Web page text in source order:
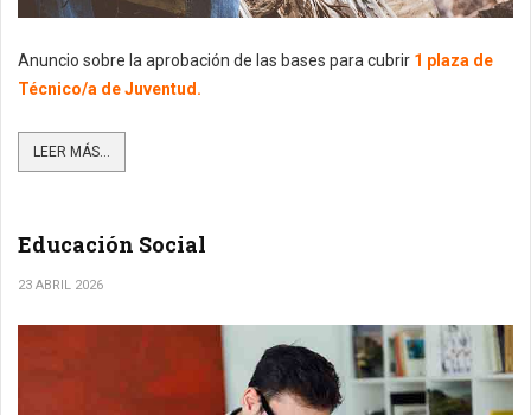
Anuncio sobre la aprobación de las bases para cubrir 1 plaza de
Técnico/a de Juventud.
LEER MÁS...
Educación Social
23 ABRIL 2026